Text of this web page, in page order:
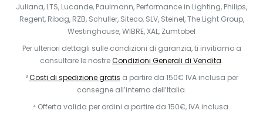
Juliana, LTS, Lucande, Paulmann, Performance in Lighting, Philips,
Regent, Ribag, RZB, Schuller, Siteco, SLV, Steinel, The Light Group,
Westinghouse, WIBRE, XAL, Zumtobel
Per ulteriori dettagli sulle condizioni di garanzia, ti invitiamo a
consultare le nostreCondizioni Generali di Vendita.
³Costi di spedizione gratis a partire da 150€ IVA inclusa per
consegne all’interno dell’Italia.
⁴ Offerta valida per ordini a partire da 150€, IVA inclusa.